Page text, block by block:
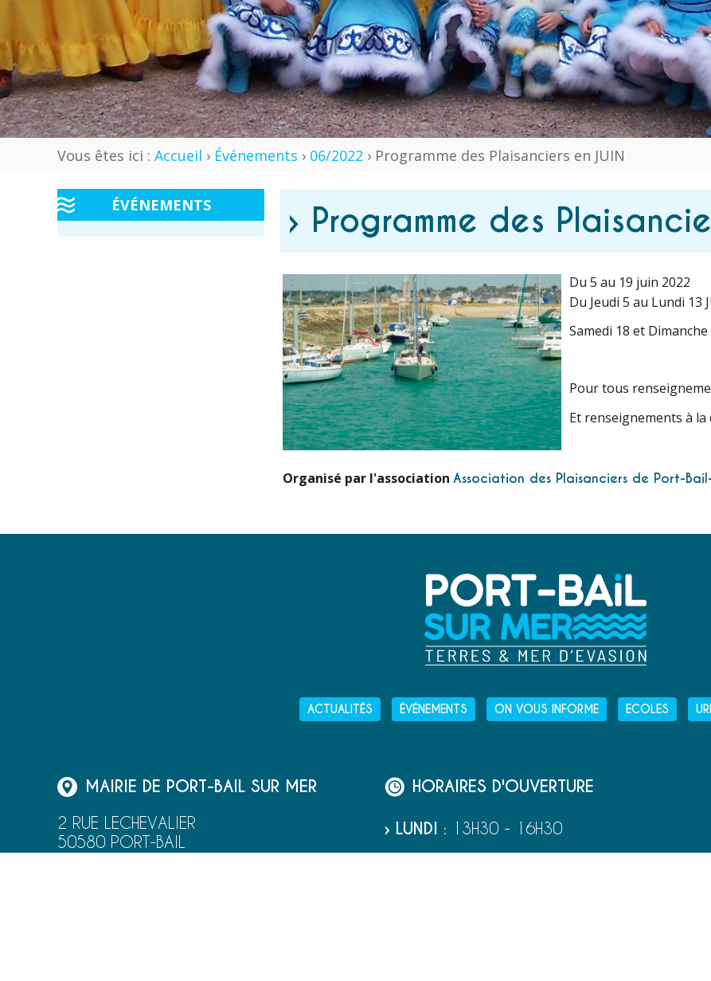
Vous êtes ici : Accueil › Événements › 06/2022 › Programme des Plaisanciers en JUIN
ÉVÉNEMENTS › Programme des
Du 5 au 19 juin 2022
Du Jeudi 5 au Lundi 13
Samedi 18 et
Pour tous
Et renseignements à
Organisé par l'association Association des Plaisanciers de Port-
ACTUALITÉS ÉVÉNEMENTS ON VOUS INFORME ECOLES
MAIRIE DE PORT-BAIL SUR MER
2 RUE LECHEVALIER
50580 PORT-BAIL
HORAIRES D'OUVERTURE
› LUNDI : 13H30 - 16H30
› MARDI: 9H00 - 12H30ET13H30 - 16H30